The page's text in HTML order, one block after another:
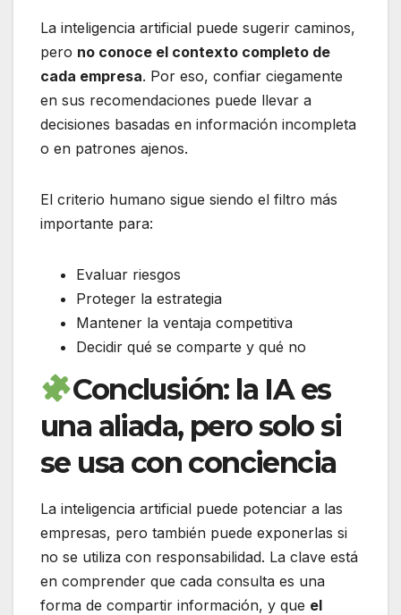
La inteligencia artificial puede sugerir caminos,
pero no conoce el contexto completo de
cada empresa. Por eso, confiar ciegamente
en sus recomendaciones puede llevar a
decisiones basadas en información incompleta
o en patrones ajenos.
El criterio humano sigue siendo el filtro más
importante para:
Evaluar riesgos
Proteger la estrategia
Mantener la ventaja competitiva
Decidir qué se comparte y qué no
Conclusión: la IA es
una aliada, pero solo si
se usa con conciencia
La inteligencia artificial puede potenciar a las
empresas, pero también puede exponerlas si
no se utiliza con responsabilidad. La clave está
en comprender que cada consulta es una
forma de compartir información, y que el